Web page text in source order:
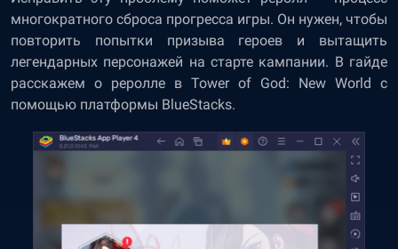
многократного сброса прогресса игры. Он нужен, чтобы
повторить попытки призыва героев и вытащить
легендарных персонажей на старте кампании. В гайде
расскажем о реролле в Tower of God: New World с
помощью платформы BlueStacks.